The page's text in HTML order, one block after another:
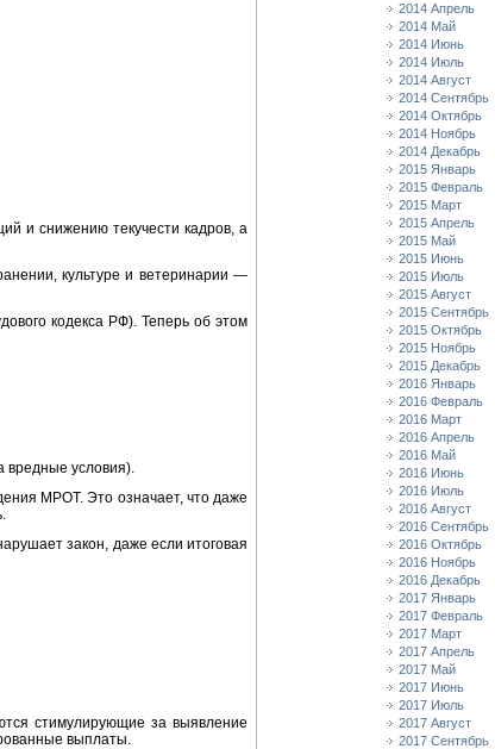
и снижению текучести кадров, а
культуре и ветеринарии —
кодекса РФ). Теперь об этом
условия).
МРОТ. Это означает, что даже
закон, даже если итоговая
стимулирующие за выявление
выплаты.
2014 Апрель
2014 Май
2014 Июнь
2014 Июль
2014 Август
2014 Сентябрь
2014 Октябрь
2014 Ноябрь
2014 Декабрь
2015 Январь
2015 Февраль
2015 Март
2015 Апрель
2015 Май
2015 Июнь
2015 Июль
2015 Август
2015 Сентябрь
2015 Октябрь
2015 Ноябрь
2015 Декабрь
2016 Январь
2016 Февраль
2016 Март
2016 Апрель
2016 Май
2016 Июнь
2016 Июль
2016 Август
2016 Сентябрь
2016 Октябрь
2016 Ноябрь
2016 Декабрь
2017 Январь
2017 Февраль
2017 Март
2017 Апрель
2017 Май
2017 Июнь
2017 Июль
2017 Август
2017 Сентябрь